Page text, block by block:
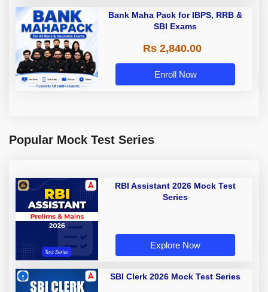
Bank Maha Pack for IBPS, RRB &
SBI Exams
Rs 2,840.00
Enroll Now
Popular Mock Test Series
RBI Assistant 2026 Mock Test
Series
Explore Now
SBI Clerk 2026 Mock Test Series